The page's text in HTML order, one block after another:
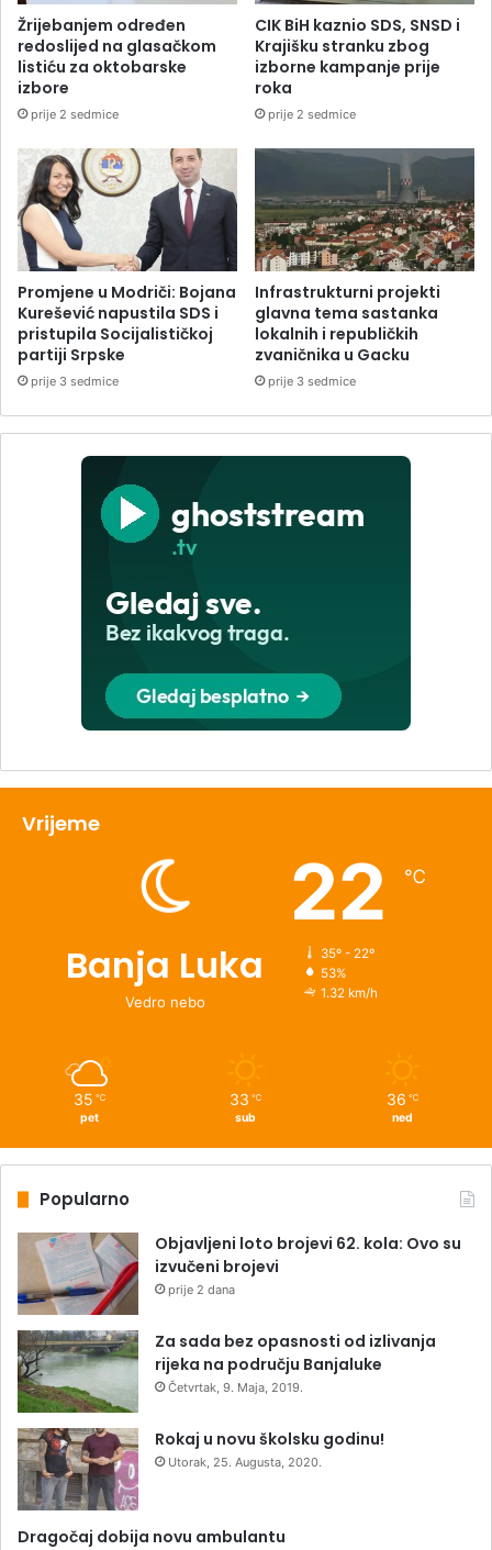
Žrijebanjem određen
redoslijed na glasačkom
listiću za oktobarske
izbore
prije 2 sedmice
CIK BiH kaznio SDS, SNSD i
Krajišku stranku zbog
izborne kampanje prije
roka
prije 2 sedmice
Promjene u Modriči: Bojana
Kurešević napustila SDS i
pristupila Socijalističkoj
partiji Srpske
prije 3 sedmice
Infrastrukturni projekti
glavna tema sastanka
lokalnih i republičkih
zvaničnika u Gacku
prije 3 sedmice
Vrijeme
Banja Luka
Vedro nebo
22 ℃
35º - 22º
53%
1.32 km/h
35 ℃
pet
33 ℃
sub
36 ℃
ned
Popularno
Objavljeni loto brojevi 62. kola: Ovo su
izvučeni brojevi
prije 2 dana
Za sada bez opasnosti od izlivanja
rijeka na području Banjaluke
Četvrtak, 9. Maja, 2019.
Rokaj u novu školsku godinu!
Utorak, 25. Augusta, 2020.
Dragočaj dobija novu ambulantu